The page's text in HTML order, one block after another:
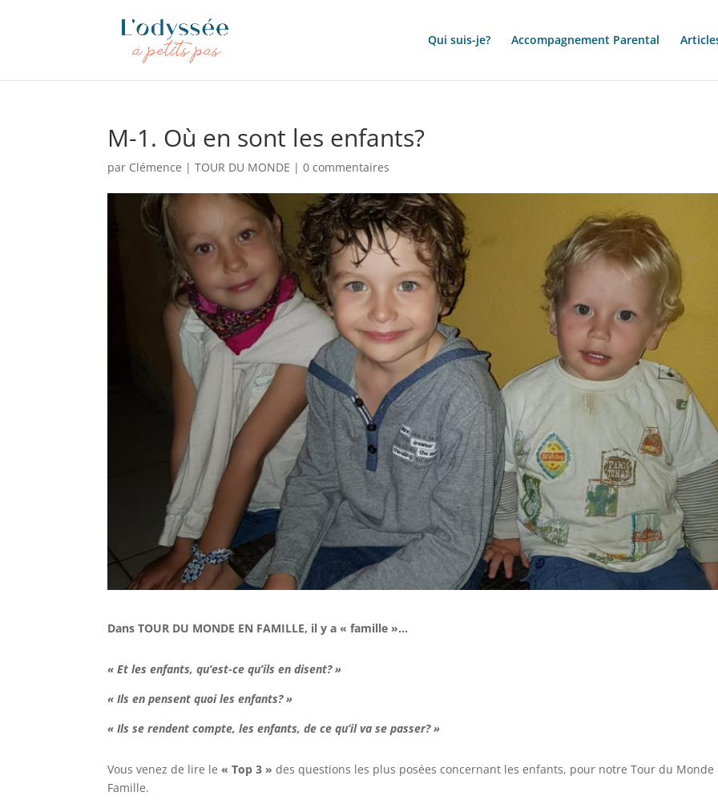
Qui suis-je? Accompagnement Parental
M-1. Où en sont les enfants?
par Clémence |TOUR DU MONDE |0 commentaires
Dans TOUR DU MONDE EN FAMILLE, il y a « famille »…
« Et les enfants, qu’est-ce qu’ils en disent? »
« Ils en pensent quoi les enfants? »
« Ils se rendent compte, les enfants, de ce qu’il va se passer? »
Vous venez de lire le « Top 3 » des questions les plus posées concernant les enfants, pour notre Tour du Monde
Famille.